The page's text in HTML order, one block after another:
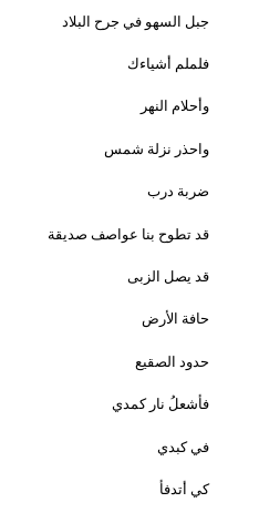
جبل السهو في جرح البلاد
فلملم أشياءك
وأحلام النهر
واحذر نزلة شمس
ضربة درب
قد تطوح بنا عواصف صديقة
قد يصل الزبى
حافة الأرض
حدود الصقيع
فأشعلُ نار كمدي
في كبدي
كي أتدفأ